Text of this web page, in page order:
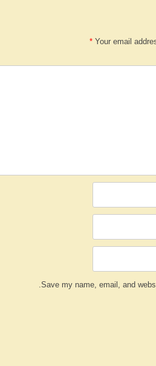
Your email
*
Save my name, email, and